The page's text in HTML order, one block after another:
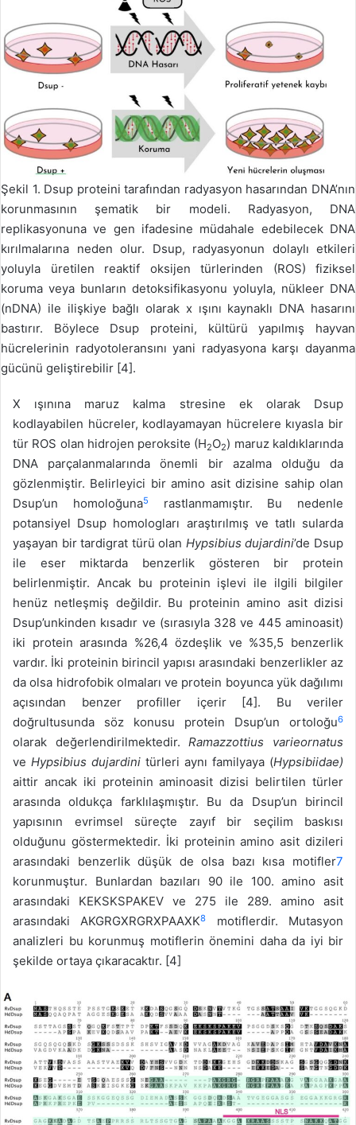
Şekil 1. Dsup proteini tarafından radyasyon hasarından DNA’nın
korunmasının şematik bir modeli. Radyasyon, DNA
replikasyonuna ve gen ifadesine müdahale edebilecek DNA
kırılmalarına neden olur. Dsup, radyasyonun dolaylı etkileri
yoluyla üretilen reaktif oksijen türlerinden (ROS) fiziksel
koruma veya bunların detoksifikasyonu yoluyla, nükleer DNA
(nDNA) ile ilişkiye bağlı olarak x ışını kaynaklı DNA hasarını
bastırır. Böylece Dsup proteini, kültürü yapılmış hayvan
hücrelerinin radyotoleransını yani radyasyona karşı dayanma
gücünü geliştirebilir [4].
X ışınına maruz kalma stresine ek olarak Dsup
kodlayabilen hücreler, kodlayamayan hücrelere kıyasla bir
tür ROS olan hidrojen peroksite (H2O2) maruz kaldıklarında
DNA parçalanmalarında önemli bir azalma olduğu da
gözlenmiştir. Belirleyici bir amino asit dizisine sahip olan
Dsup’un homoloğuna5
rastlanmamıştır. Bu nedenle
potansiyel Dsup homologları araştırılmış ve tatlı sularda
yaşayan bir tardigrat türü olan Hypsibius dujardini’de Dsup
ile eser miktarda benzerlik gösteren bir protein
belirlenmiştir. Ancak bu proteinin işlevi ile ilgili bilgiler
henüz netleşmiş değildir. Bu proteinin amino asit dizisi
Dsup’unkinden kısadır ve (sırasıyla 328 ve 445 aminoasit)
iki protein arasında %26,4 özdeşlik ve %35,5 benzerlik
vardır. İki proteinin birincil yapısı arasındaki benzerlikler az
da olsa hidrofobik olmaları ve protein boyunca yük dağılımı
açısından benzer profiller içerir [4]. Bu veriler
doğrultusunda söz konusu protein Dsup’un ortoloğu6
olarak değerlendirilmektedir.Ramazzottius varieornatus
ve Hypsibius dujardini türleri aynı familyaya (Hypsibiidae)
aittir ancak iki proteinin aminoasit dizisi belirtilen türler
arasında oldukça farklılaşmıştır. Bu da Dsup’un birincil
yapısının evrimsel süreçte zayıf bir seçilim baskısı
olduğunu göstermektedir. İki proteinin amino asit dizileri
arasındaki benzerlik düşük de olsa bazı kısa motifler7
korunmuştur. Bunlardan bazıları 90 ile 100. amino asit
arasındaki KEKSKSPAKEV ve 275 ile 289. amino asit
arasındaki AKGRGXRGRXPAAXK8
motiflerdir. Mutasyon
analizleri bu korunmuş motiflerin önemini daha da iyi bir
şekilde ortaya çıkaracaktır. [4]